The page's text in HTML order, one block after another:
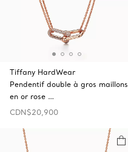
Tiffany HardWear
Pendentif double à gros maillons
en or rose …
CDN$20,900